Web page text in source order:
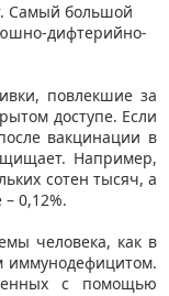
Самый большой
дифтерийно-
повлекшие за
доступе. Если
вакцинации в
Например,
сотен тысяч, а
0,12%.
человека, как в
иммунодефицитом.
с помощью